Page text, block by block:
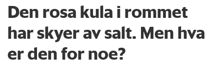
Den rosa kula i rommet
har skyer av salt. Men hva
er den for noe?